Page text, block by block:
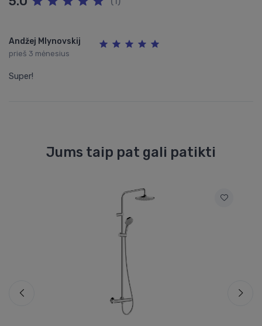
Andžej Mlynovskij
prieš 3 mėnesius
Super!
Jums taip pat gali patikti